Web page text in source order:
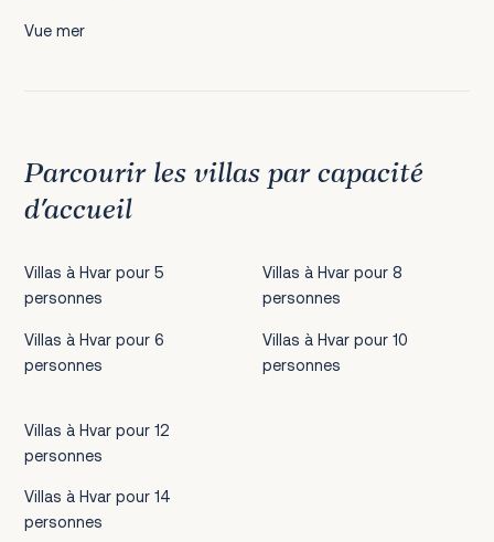
Vue mer
Parcourir les villas par capacité
d’accueil
Villas à Hvar pour 5
personnes
Villas à Hvar pour 6
personnes
Villas à Hvar pour 8
personnes
Villas à Hvar pour 10
personnes
Villas à Hvar pour 12
personnes
Villas à Hvar pour 14
personnes